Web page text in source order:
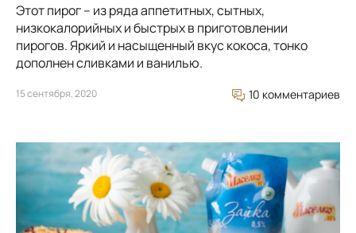
Этот пирог – из ряда аппетитных, сытных,
низкокалорийных и быстрых в приготовлении
пирогов. Яркий и насыщенный вкус кокоса, тонко
дополнен сливками и ванилью.
15 сентября, 2020 10 комментариев